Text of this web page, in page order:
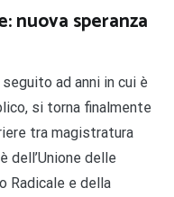
nuova speranza
ad anni in cui è
si torna finalmente
tra magistratura
dell’Unione delle
Radicale e della